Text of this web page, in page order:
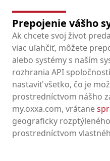
Prepojenie vášho
Ak chcete svoj život
viac uľahčiť, môžete
alebo systémy s naším
rozhrania API
nastaviť všetko, čo je
prostredníctvom nášho
my.oxxa.com, vrátane
geograficky
prostredníctvom